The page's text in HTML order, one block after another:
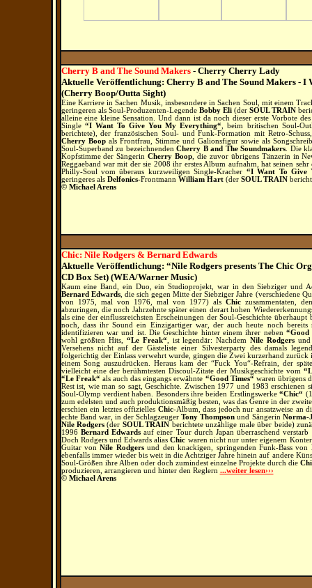
Cherry B and The Sound Makers- Cherry Cherry Lady
Aktuelle Veröffentlichung: Cherry B and The Sound Makers -
(Cherry Boop/Outta Sight)
Eine Karriere in Sachen Musik, insbesondere in Sachen Soul, mit einem
geringeren als Soul-Produzenten-Legende Bobby Eli(der SOUL TRAIN
alleine eine kleine Sensation. Und dann ist da noch dieser erste Vorbote
Single “I Want To Give You My Everything“
, beim britischen Soul-
berichtete), der französischen Soul- und Funk-Formation mit Retro-
Cherry Boopals Frontfrau, Stimme und Galionsfigur sowie als
Soul-Superband zu bezeichnenden Cherry B and The Soundmakers . Die
Kopfstimme der SängerinCherry Boop , die zuvor übrigens Tänzerin in
Reggaeband war mit der sie 2008 ihr erstes Album aufnahm, hat seinen
Philly-Soul vom überaus kurzweiligen Single-Kracher “I Want To Give
geringeres als Delfonics-Frontmann William Hart(der SOUL TRAIN
© Michael Arens
Chic: Nile Rodgers & Bernard Edwards
Aktuelle Veröffentlichung: “Nile Rodgers presents The Chic
CD Box Set) (WEA/Warner Music)
Kaum eine Band, ein Duo, ein Studioprojekt, war in den Siebziger und
Bernard Edwards, die sich gegen Mitte der Siebziger Jahre (verschiedene
von 1975, mal von 1976, mal von 1977) als Chiczusammentaten,
abzuringen, die noch Jahrzehnte später einen derart hohen
als eine der einflussreichsten Erscheinungen der Soul-Geschichte
noch, dass ihr Sound ein Einzigartiger war, der auch heute noch
identifizieren war und ist. Die Geschichte hinter einem ihrer neben “Good
wohl größten Hits, “Le Freak“ , ist legendär: Nachdem Nile Rodgersund
Versehens nicht auf der Gästeliste einer Silvesterparty des damals
folgerichtig der Einlass verwehrt wurde, gingen die Zwei kurzerhand
einem Song auszudrücken. Heraus kam der “Fuck You“-Refrain, der
vielleicht eine der berühmtesten Discoul-Zitate der Musikgeschichte vom
“Le Freak“ als auch das eingangs erwähnte “Good Times“ waren übrigens
Rest ist, wie man so sagt, Geschichte. Zwischen 1977 und 1983 erschienen
Soul-Olymp verdient haben. Besonders ihre beiden Erstlingswerke“Chic“
zum edelsten und auch produktionsmäßig besten, was das Genre in der
erschien ein letztes offizielles Chic-Album, dass jedoch nur ansatzweise an
echte Band war, in der SchlagzeugerTony Thompson und Sängerin Norma-
Nile Rodgers(der SOUL TRAIN berichtete unzählige male über beide)
1996 Bernard Edwardsauf einer Tour durch Japan überraschend
Doch Rodgers und Edwards aliasChic waren nicht nur unter eigenem
Guitar vonNile Rodgersund den knackigen, springenden Funk-Bass von
ebenfalls immer wieder bis weit in die Achtziger Jahre hinein auf andere
Soul-Größen ihre Alben oder doch zumindest einzelne Projekte durch die
produzieren, arrangieren und hinter den Reglern ...weiter lesen›››
© Michael Arens